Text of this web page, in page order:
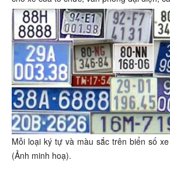
Mỗi loại ký tự và màu sắc trên biển số
(Ảnh minh hoạ).